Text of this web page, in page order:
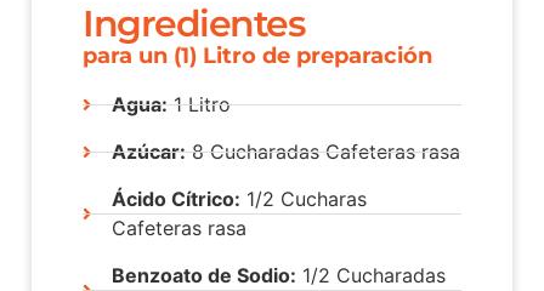
Ingredientes
para un (1) Litro de preparación
Agua:1 Litro
Azúcar:8 Cucharadas Cafeteras rasa
Ácido Cítrico: 1/2 Cucharas
Cafeteras rasa
Benzoato de Sodio: 1/2 Cucharadas